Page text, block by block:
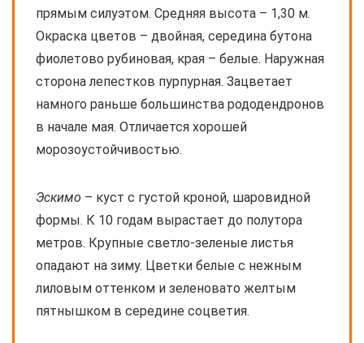
прямым силуэтом. Средняя высота – 1,30 м.
Окраска цветов – двойная, середина бутона
фиолетово рубиновая, края – белые. Наружная
сторона лепестков пурпурная. Зацветает
намного раньше большинства рододендронов
в начале мая. Отличается хорошей
морозоустойчивостью.
Эскимо – куст с густой кроной, шаровидной
формы. К 10 годам вырастает до полутора
метров. Крупные светло-зеленые листья
опадают на зиму. Цветки белые с нежным
лиловым оттенком и зеленовато желтым
пятнышком в середине соцветия.